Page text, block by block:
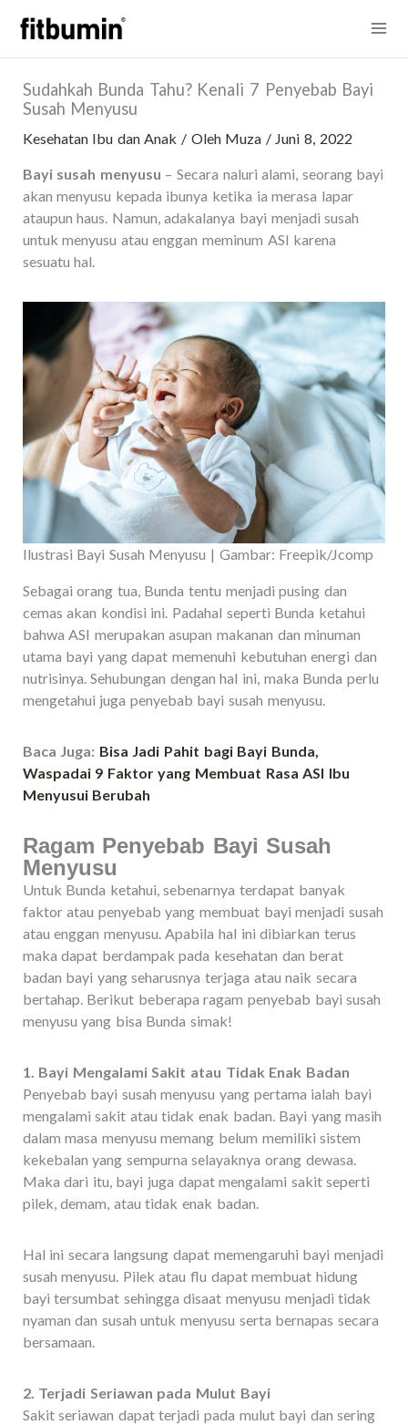
konten
Sudahkah Bunda Tahu? Kenali 7 Penyebab Bayi
Susah Menyusu
Kesehatan Ibu dan Anak / Oleh Muza / Juni 8, 2022
Bayi susah menyusu – Secara naluri alami, seorang bayi
akan menyusu kepada ibunya ketika ia merasa lapar
ataupun haus. Namun, adakalanya bayi menjadi susah
untuk menyusu atau enggan meminum ASI karena
sesuatu hal.
Ilustrasi Bayi Susah Menyusu | Gambar: Freepik/Jcomp
Sebagai orang tua, Bunda tentu menjadi pusing dan
cemas akan kondisi ini. Padahal seperti Bunda ketahui
bahwa ASI merupakan asupan makanan dan minuman
utama bayi yang dapat memenuhi kebutuhan energi dan
nutrisinya. Sehubungan dengan hal ini, maka Bunda perlu
mengetahui juga penyebab bayi susah menyusu.
Baca Juga: Bisa Jadi Pahit bagi Bayi Bunda,
Waspadai 9 Faktor yang Membuat Rasa ASI Ibu
Menyusui Berubah
Ragam Penyebab Bayi Susah
Menyusu
Untuk Bunda ketahui, sebenarnya terdapat banyak
faktor atau penyebab yang membuat bayi menjadi susah
atau enggan menyusu. Apabila hal ini dibiarkan terus
maka dapat berdampak pada kesehatan dan berat
badan bayi yang seharusnya terjaga atau naik secara
bertahap. Berikut beberapa ragam penyebab bayi susah
menyusu yang bisa Bunda simak!
1. Bayi Mengalami Sakit atau Tidak Enak Badan
Penyebab bayi susah menyusu yang pertama ialah bayi
mengalami sakit atau tidak enak badan. Bayi yang masih
dalam masa menyusu memang belum memiliki sistem
kekebalan yang sempurna selayaknya orang dewasa.
Maka dari itu, bayi juga dapat mengalami sakit seperti
pilek, demam, atau tidak enak badan.
Hal ini secara langsung dapat memengaruhi bayi menjadi
susah menyusu. Pilek atau flu dapat membuat hidung
bayi tersumbat sehingga disaat menyusu menjadi tidak
nyaman dan susah untuk menyusu serta bernapas secara
bersamaan.
2. Terjadi Seriawan pada Mulut Bayi
Sakit seriawan dapat terjadi pada mulut bayi dan sering